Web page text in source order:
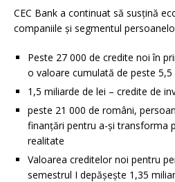
CEC Bank a continuat să susțină
companiile și segmentul
Peste 27 000 de credite noi în
o valoare cumulată de peste 5,5
1,5 miliarde de lei – credite de
peste 21 000 de români,
finanțări pentru a-și transforma
realitate
Valoarea creditelor noi pentru
semestrul I depășește 1,35